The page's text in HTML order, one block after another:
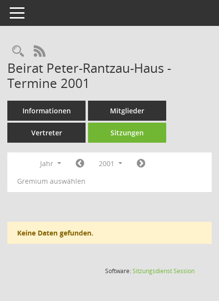
Toggle navigation
Rechercheauswahl
RSS-Feed
Beirat Peter-Rantzau-Haus -
Termine 2001
Informationen Mitglieder
Vertreter Sitzungen
Jahr
2001
Gremium auswählen
Keine Daten gefunden.
Software:SitzungsdienstSession(Wird in